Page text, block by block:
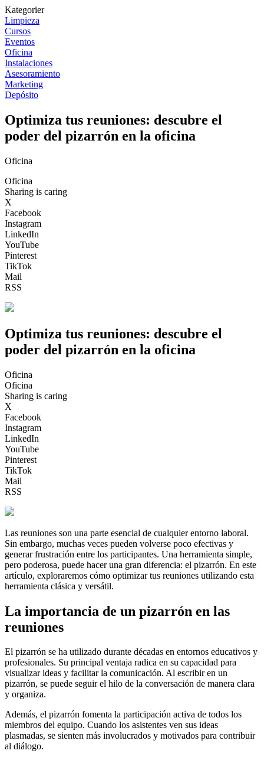
Kategorier
Limpieza
Cursos
Eventos
Oficina
Instalaciones
Asesoramiento
Marketing
Depósito
Optimiza tus reuniones: descubre el
poder del pizarrón en la oficina
Oficina
Oficina
Sharing is caring
X
Facebook
Instagram
LinkedIn
YouTube
Pinterest
TikTok
Mail
RSS
Optimiza tus reuniones: descubre el
poder del pizarrón en la oficina
Oficina
Oficina
Sharing is caring
X
Facebook
Instagram
LinkedIn
YouTube
Pinterest
TikTok
Mail
RSS
Las reuniones son una parte esencial de cualquier entorno laboral.
Sin embargo, muchas veces pueden volverse poco efectivas y
generar frustración entre los participantes. Una herramienta simple,
pero poderosa, puede hacer una gran diferencia: el pizarrón. En este
artículo, exploraremos cómo optimizar tus reuniones utilizando esta
herramienta clásica y versátil.
La importancia de un pizarrón en las
reuniones
El pizarrón se ha utilizado durante décadas en entornos educativos y
profesionales. Su principal ventaja radica en su capacidad para
visualizar ideas y facilitar la comunicación. Al escribir en un
pizarrón, se puede seguir el hilo de la conversación de manera clara
y organiza.
Además, el pizarrón fomenta la participación activa de todos los
miembros del equipo. Cuando los asistentes ven sus ideas
plasmadas, se sienten más involucrados y motivados para contribuir
al diálogo.